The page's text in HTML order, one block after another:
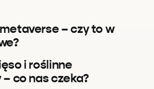
– czy to w
i roślinne
co nas czeka?